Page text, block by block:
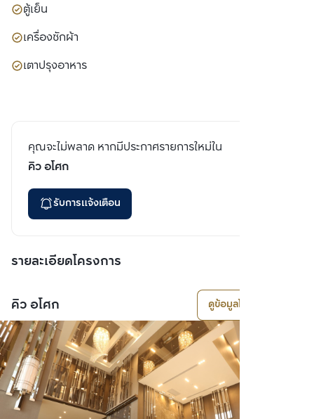
ตู้เย็น
เครื่องซักผ้า
เตาปรุงอาหาร
คุณจะไม่พลาด หากมีประกาศรายการใหม่ใน
คิว อโศก
รับการแจ้งเตือน
รายละเอียดโครงการ
คิว อโศก ดูข้อมูลโครงการ